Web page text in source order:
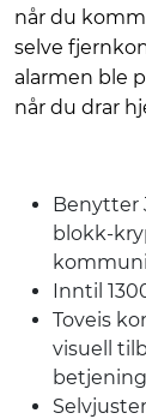
når du
selve
alarmen ble
når du drar
Benytter
blokk-
Inntil
Toveis
visuell
betjening